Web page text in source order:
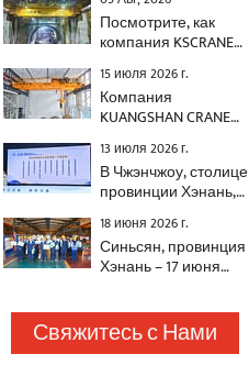
Посмотрите, как
компания KSCRANE
поставила
двухбалочный кран
грузоподъемностью
500 тонн с системой
предотвращения
раскачивания для
строительства
высокоскоростной
железной дороги.
15 июля 2026 г.
Компания
KUANGSHAN CRANE
два
автоматизированных
мостовых крана для
национального
энергетического
проекта, специально
разработанных для
требований
энергетической
отрасли к
13 июля 2026 г.
В Чжэнчжоу, столице
провинции Хэнань,
церемония вручения
наград «Социально
ответственное
провинции Хэнань»
и «Выдающийся
социально
18 июня 2026 г.
Синьсян, провинция
Хэнань – 17 июня
преддверии
Праздника
драконьих лодок
Свяжитесь с Нами